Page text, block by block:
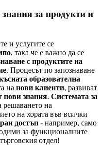
за продукти и
и услугите се
, така че е важно да се
с продуктите на
. Процесът по запознаване
образователна
на нови клиенти, развиват
нови знания. Системата за
решаването на
на хората във всички
достъп - например, само
за функционалните
отдел!